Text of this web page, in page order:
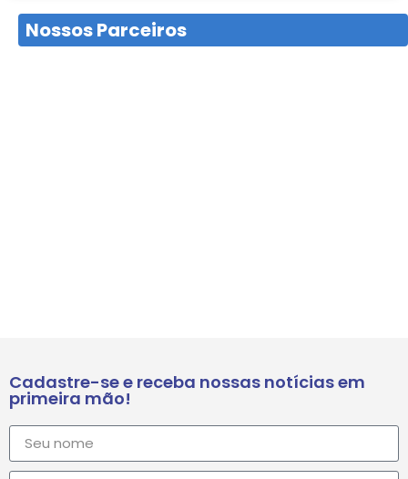
Nossos Parceiros
Cadastre-se e receba nossas notícias em
primeira mão!